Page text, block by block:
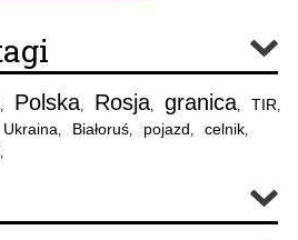
, Polska, Rosja, granica, TIR,
Ukraina, Białoruś, pojazd, celnik,
,